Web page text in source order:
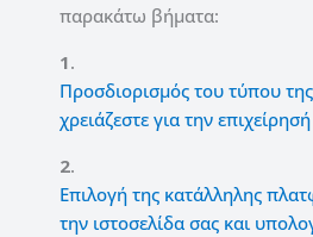
παρακάτω βήματα:
1.
Προσδιορισμός του τύπου
χρειάζεστε για την
2.
Επιλογή της κατάλληλης
την ιστοσελίδα σας και